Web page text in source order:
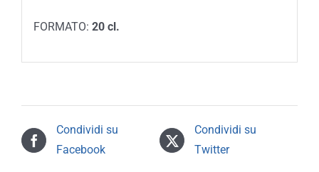
FORMATO: 20 cl.
Condividi su
Facebook
Condividi su
Twitter